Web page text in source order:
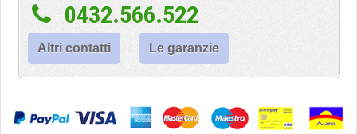
0432.566.522
Altri contatti Le garanzie